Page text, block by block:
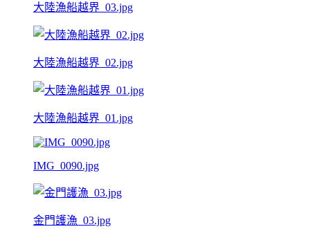
大陸漁船越界_03.jpg
大陸漁船越界_02.jpg
大陸漁船越界_01.jpg
IMG_0090.jpg
金門護漁_03.jpg